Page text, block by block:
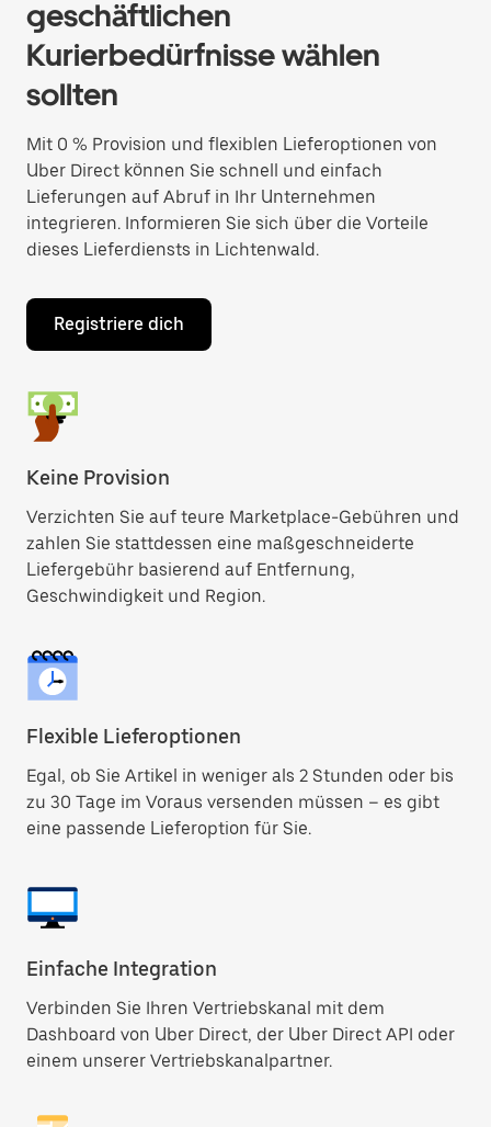
geschäftlichen
Kurierbedürfnisse wählen
sollten
Mit 0 % Provision und flexiblen Lieferoptionen von
Uber Direct können Sie schnell und einfach
Lieferungen auf Abruf in Ihr Unternehmen
integrieren. Informieren Sie sich über die Vorteile
dieses Lieferdiensts in Lichtenwald.
Registriere dich
Keine Provision
Verzichten Sie auf teure Marketplace-Gebühren und
zahlen Sie stattdessen eine maßgeschneiderte
Liefergebühr basierend auf Entfernung,
Geschwindigkeit und Region.
Flexible Lieferoptionen
Egal, ob Sie Artikel in weniger als 2 Stunden oder bis
zu 30 Tage im Voraus versenden müssen – es gibt
eine passende Lieferoption für Sie.
Einfache Integration
Verbinden Sie Ihren Vertriebskanal mit dem
Dashboard von Uber Direct, der Uber Direct API oder
einem unserer Vertriebskanalpartner.